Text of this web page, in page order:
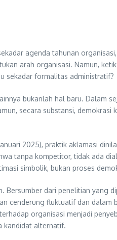
agenda tahunan
arah organisasi. Namun,
sekadar formalitas administratif?
bukanlah hal baru. Dalam
secara substansi, demokrasi
2025), praktik aklamasi
tanpa kompetitor, tidak ada
simbolik, bukan proses
dari penelitian yang
cenderung fluktuatif dan dalam
organisasi menjadi
kandidat alternatif.